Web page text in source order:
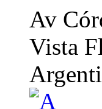
Av
Vista